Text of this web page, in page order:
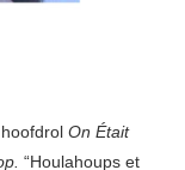
On Était
“Houlahoups et